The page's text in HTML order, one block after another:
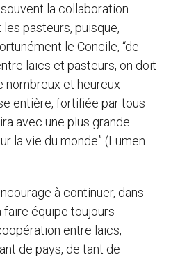
la collaboration
pasteurs, puisque,
le Concile, “de
laïcs et pasteurs, on doit
nombreux et heureux
entière, fortifiée par tous
avec une plus grande
la vie du monde” (Lumen
à continuer, dans
équipe toujours
entre laïcs,
de pays, de tant de